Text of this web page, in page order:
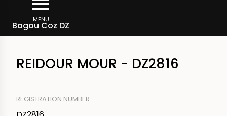
main
MENU
Bagou Coz DZ
Breadcrumb
REIDOUR MOUR - DZ2816
REGISTRATION NUMBER